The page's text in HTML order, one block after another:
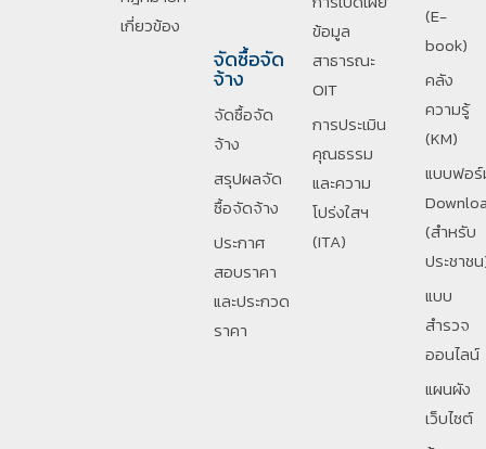
เกี่ยวข้อง
จัดซื้อจัด
จ้าง
จัดซื้อจัด
จ้าง
สรุปผลจัด
ซื้อจัดจ้าง
ประกาศ
สอบราคา
และประกวด
ราคา
ข้อมูล
สาธารณะ
OIT
การประเมิน
คุณธรรม
และความ
โปร่งใสฯ
(ITA)
(E-
book)
คลัง
ความรู้
(KM)
แบบฟอ
(สำหรับ
ประชาช
แบบ
สำรวจ
ออนไลน์
แผนผัง
เว็บไซต์